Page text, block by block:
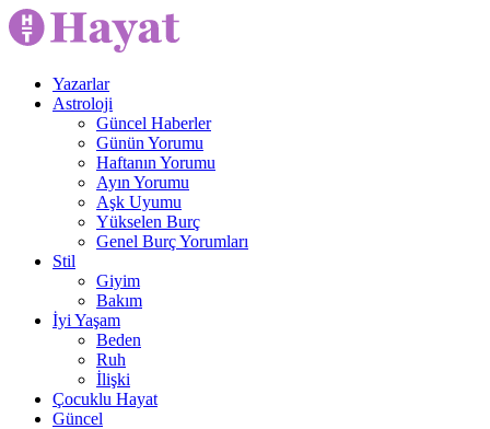
Yazarlar
Astroloji
Güncel Haberler
Günün Yorumu
Haftanın Yorumu
Ayın Yorumu
Aşk Uyumu
Yükselen Burç
Genel Burç Yorumları
Stil
Giyim
Bakım
İyi Yaşam
Beden
Ruh
İlişki
Çocuklu Hayat
Güncel